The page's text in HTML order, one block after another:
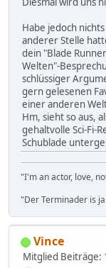
Habe jedoch
anderer Stelle
dein "Blade
Welten"-
schlüssiger
gern gelesenen
einer anderen
Hm, sieht so aus,
gehaltvolle Sci-Fi-
Schublade
"I'm an actor, love,
"Der Terminader is
Vince
Mitglied Beiträge: